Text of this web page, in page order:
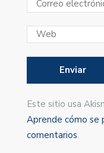
Este sitio usa
Aprende cómo se
comentarios.